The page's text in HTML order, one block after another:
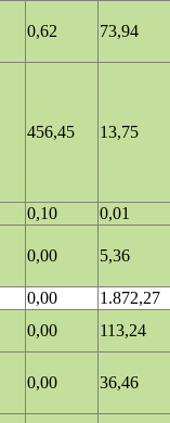
0,62 73,94
456,45 13,75
0,10
0,01
0,00 5,36
0,00
1.872,27
0,00
113,24
0,00 36,46